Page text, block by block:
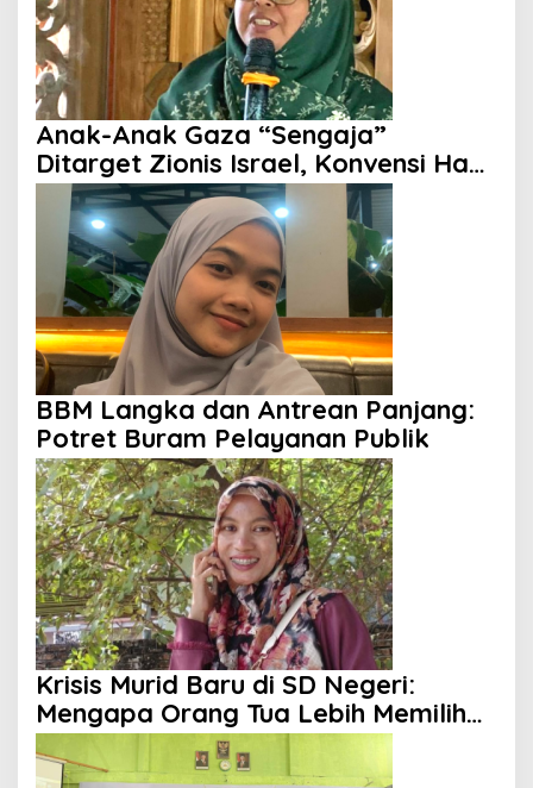
Anak-Anak Gaza “Sengaja”
Ditarget Zionis Israel, Konvensi Hak
Anak Tak Berdaya
BBM Langka dan Antrean Panjang:
Potret Buram Pelayanan Publik
Krisis Murid Baru di SD Negeri:
Mengapa Orang Tua Lebih Memilih
Sekolah Swasta?